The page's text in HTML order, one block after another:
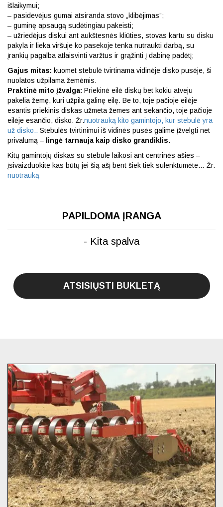
išlaikymui;
– pasidevėjus gumai atsiranda stovo „klibėjimas”;
– guminę apsaugą sudėtingiau pakeisti;
– užriedėjus diskui ant aukštesnės kliūties, stovas kartu su disku
pakyla ir lieka viršuje ko pasekoje tenka nutraukti darbą, su
įrankių pagalba atlaisvinti varžtus ir grąžinti į dabinę padėtį;
Gajus mitas: kuomet stebulė tvirtinama vidinėje disko pusėje, ši
nuolatos užpilama žemėmis.
Praktinė mito įžvalga: Priekinė eilė diskų bet kokiu atveju
pakelia žemę, kuri užpila galinę eilę. Be to, toje pačioje eilėje
esantis priekinis diskas užmeta žemes ant sekančio, toje pačioje
eilėje esančio, disko. Žr.nuotrauką kito gamintojo, kur stebulė yra
už disko.. Stebulės tvirtinimui iš vidinės pusės galime įžvelgti net
privalumą – lingė tarnauja kaip disko grandiklis.
Kitų gamintojų diskas su stebule laikosi ant centrinės ašies –
įsivaizduokite kas būtų jei šią ašį bent šiek tiek sulenktumėte… Žr.
nuotrauką
PAPILDOMA ĮRANGA
- Kita spalva
ATSISIŲSTI BUKLETĄ